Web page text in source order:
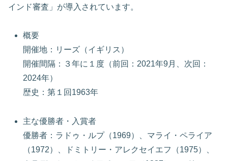
インド審査」が導入されています。
概要
開催地：リーズ（イギリス）
開催間隔：３年に１度（前回：2021年9月、次回：
2024年）
歴史：第１回1963年
主な優勝者・入賞者
優勝者：ラドゥ・ルプ（1969）、マライ・ペライア
（1972）、ドミトリー・アレクセイエフ（1975）、